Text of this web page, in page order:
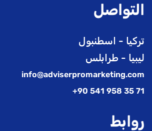
التواصل
تركيا - اسطنبول
ليبيا - طرابلس
info@adviserpromarketing.com
71 35 958 541 90+
روابط